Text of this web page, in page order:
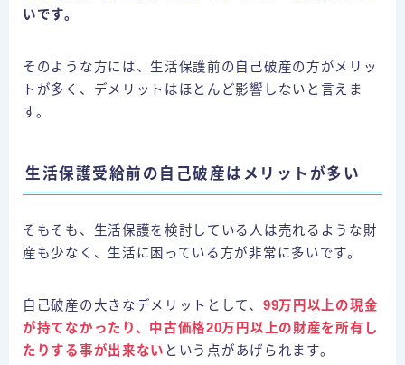
いです。
そのような方には、生活保護前の自己破産の方がメリッ
トが多く、デメリットはほとんど影響しないと言えま
す。
生活保護受給前の自己破産はメリットが多い
そもそも、生活保護を検討している人は売れるような財
産も少なく、生活に困っている方が非常に多いです。
自己破産の大きなデメリットとして、 99万円以上の現金
が持てなかったり、中古価格20万円以上の財産を所有し
たりする事が出来ない という点があげられます。